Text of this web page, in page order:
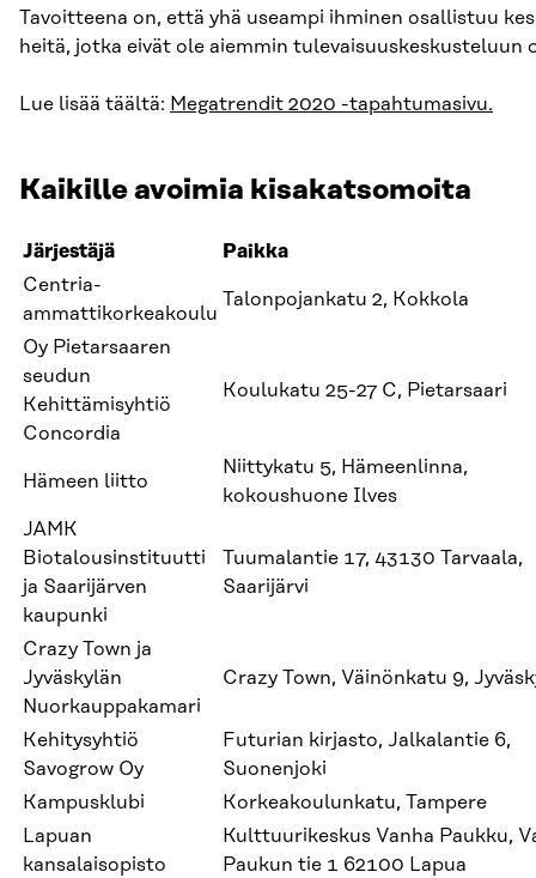
Tavoitteena on, että yhä useampi ihminen osallistuu
heitä, jotka eivät ole aiemmin tulevaisuuskeskusteluun
Lue lisää täältä: Megatrendit 2020 -tapahtumasivu.
Kaikille avoimia kisakatsomoita
Järjestäjä
Paikka
Centria-
ammattikorkeakoulu
Talonpojankatu 2, Kokkola
Oy Pietarsaaren
seudun
Kehittämisyhtiö
Concordia
Koulukatu 25-27 C, Pietarsaari
Hämeen liitto
Niittykatu 5, Hämeenlinna,
kokoushuone Ilves
JAMK
Biotalousinstituutti
ja Saarijärven
kaupunki
Tuumalantie 17, 43130 Tarvaala,
Saarijärvi
Crazy Town ja
Jyväskylän
Nuorkauppakamari
Crazy Town, Väinönkatu 9,
Kehitysyhtiö
Savogrow Oy
Futurian kirjasto, Jalkalantie 6,
Suonenjoki
Kampusklubi
Korkeakoulunkatu, Tampere
Lapuan
kansalaisopisto
Kulttuurikeskus Vanha Paukku,
Paukun tie 1 62100 Lapua